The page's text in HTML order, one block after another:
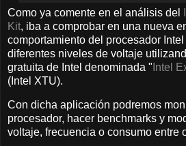
Como ya comente en el análisis del
Kit, iba a comprobar en una nueva
comportamiento del procesador
diferentes niveles de voltaje
gratuita de Intel denominada " Intel
(Intel XTU).
Con dicha aplicación podremos
procesador, hacer benchmarks y
voltaje, frecuencia o consumo entre